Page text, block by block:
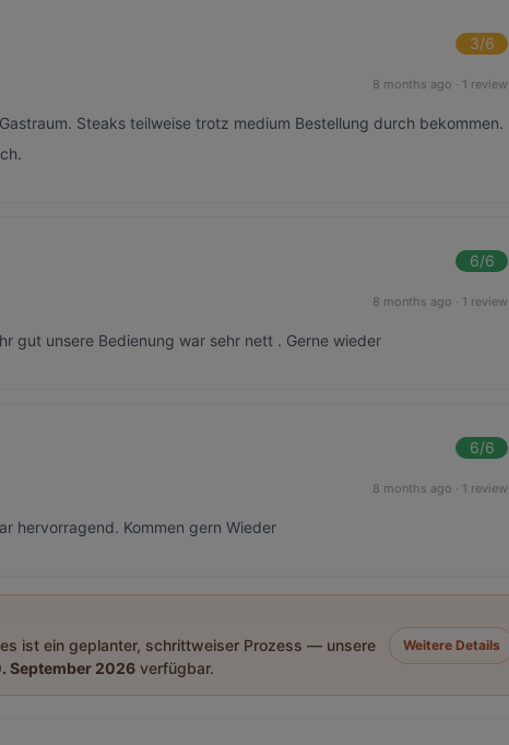
3/6
8 months ago · 1 review
Steaks teilweise trotz medium Bestellung durch bekommen.
6/6
8 months ago · 1 review
gut unsere Bedienung war sehr nett . Gerne wieder
6/6
8 months ago · 1 review
hervorragend. Kommen gern Wieder
ist ein geplanter, schrittweiser Prozess — unsere
September 2026 verfügbar.
Weitere Details